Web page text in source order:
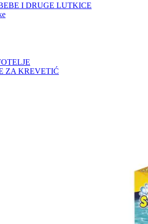
I DRUGE LUTKICE
ZA KREVETIĆ